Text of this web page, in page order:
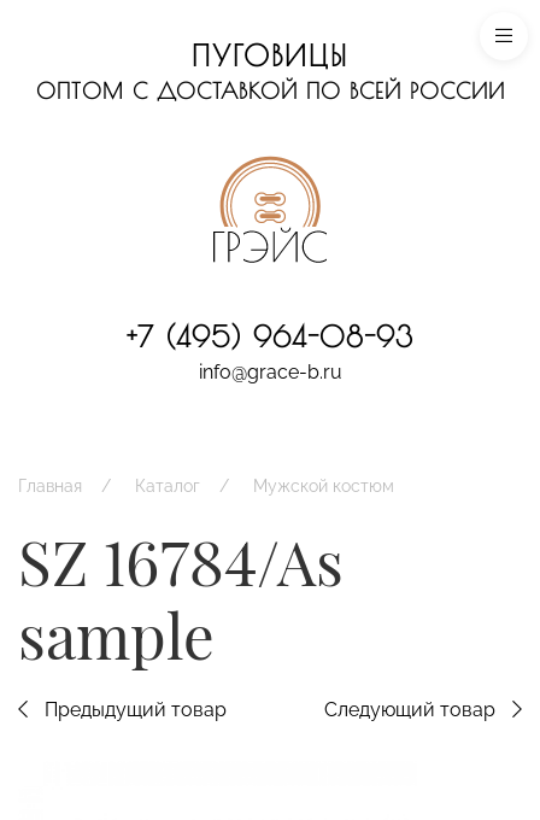
ПУГОВИЦЫ
ОПТОМ С ДОСТАВКОЙ ПО ВСЕЙ РОССИИ
+7 (495) 964-08-93
info@grace-b.ru
Главная Каталог Мужской костюм
SZ 16784/As
sample
Предыдущий товар Следующий товар